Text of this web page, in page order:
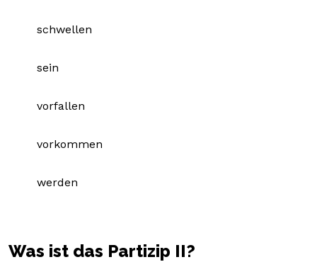
schwellen
sein
vorfallen
vorkommen
werden
Was ist das Partizip II?